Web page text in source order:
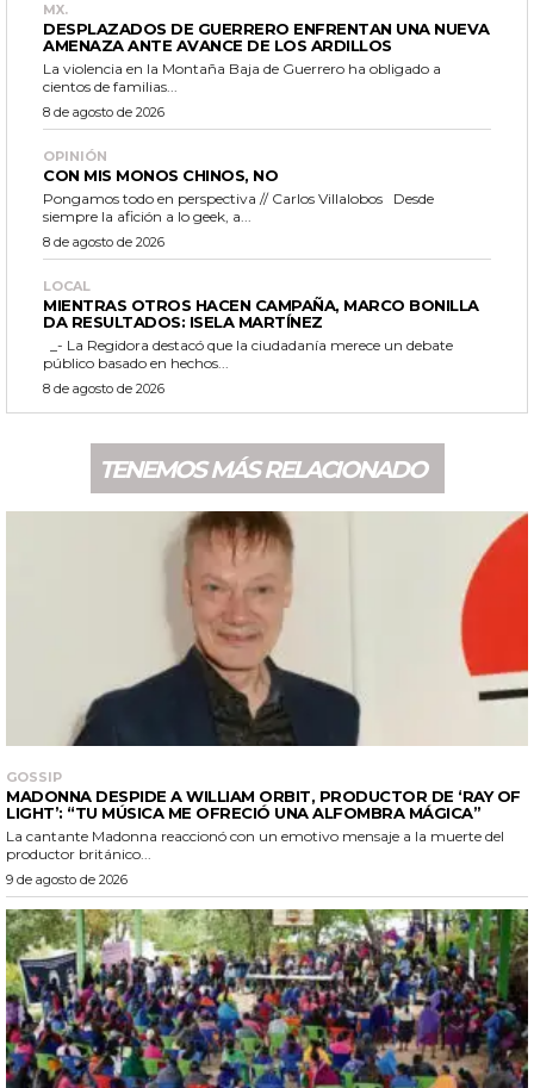
MX.
DESPLAZADOS DE GUERRERO ENFRENTAN UNA NUEVA
AMENAZA ANTE AVANCE DE LOS ARDILLOS
La violencia en la Montaña Baja de Guerrero ha obligado a
cientos de familias...
8 de agosto de 2026
OPINIÓN
CON MIS MONOS CHINOS, NO
Pongamos todo en perspectiva // Carlos Villalobos Desde
siempre la afición a lo geek, a...
8 de agosto de 2026
LOCAL
MIENTRAS OTROS HACEN CAMPAÑA, MARCO BONILLA
DA RESULTADOS: ISELA MARTÍNEZ
público basado en hechos...
8 de agosto de 2026
TENEMOS MÁS RELACIONADO
GOSSIP
MADONNA DESPIDE A WILLIAM ORBIT, PRODUCTOR DE ‘RAY OF
LIGHT’: “TU MÚSICA ME OFRECIÓ UNA ALFOMBRA MÁGICA”
La cantante Madonna reaccionó con un emotivo mensaje a la muerte del
productor británico...
9 de agosto de 2026